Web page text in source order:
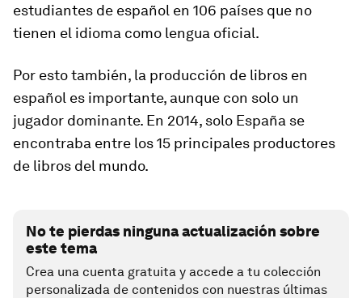
estudiantes de español en 106 países que no
tienen el idioma como lengua oficial.
Por esto también, la producción de libros en
español es importante, aunque con solo un
jugador dominante. En 2014, solo España se
encontraba entre los 15 principales productores
de libros del mundo.
No te pierdas ninguna actualización sobre
este tema
Crea una cuenta gratuita y accede a tu colección
personalizada de contenidos con nuestras últimas